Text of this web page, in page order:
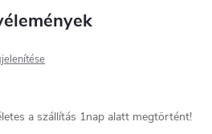
a szállítás 1nap alatt megtörtént!